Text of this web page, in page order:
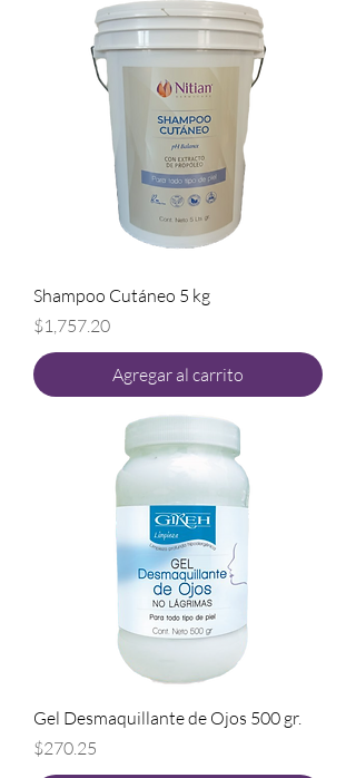
Shampoo Cutáneo 5 kg
Precio
$1,757.20
Agregar al carrito
Gel Desmaquillante de Ojos 500 gr.
Precio
$270.25